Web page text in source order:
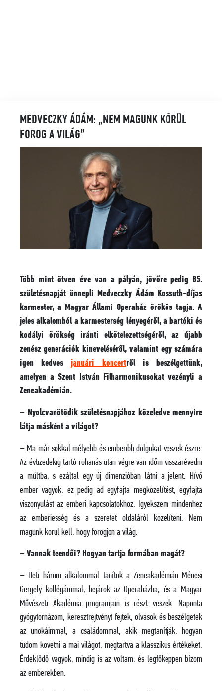
MEDVECZKY ÁDÁM: „NEM MAGUNK KÖRÜL
FOROG A VILÁG”
Több mint ötven éve van a pályán, jövőre pedig 85.
születésnapját ünnepli Medveczky Ádám Kossuth-díjas
karmester, a Magyar Állami Operaház örökös tagja. A
jeles alkalomból a karmesterség lényegéről, a bartóki és
kodályi örökség iránti elkötelezettségéről, az újabb
zenész generációk kineveléséről, valamint egy számára
igen kedvesjanuári koncertről is beszélgettünk,
amelyen a Szent István Filharmonikusokat vezényli a
Zeneakadémián.
– Nyolcvanötödik születésnapjához közeledve mennyire
látja másként a világot?
– Ma már sokkal mélyebb és emberibb dolgokat veszek észre.
Az évtizedekig tartó rohanás után végre van időm visszarévedni
a múltba, s ezáltal egy új dimenzióban látni a jelent. Hívő
ember vagyok, ez pedig ad egyfajta megközelítést, egyfajta
viszonyulást az emberi kapcsolatokhoz. Igyekszem mindenhez
az emberiesség és a szeretet oldaláról közelíteni. Nem
magunk körül kell, hogy forogjon a világ.
– Vannak teendői? Hogyan tartja formában magát?
– Heti három alkalommal tanítok a Zeneakadémián Ménesi
Gergely kollégámmal, bejárok az Operaházba, és a Magyar
Művészeti Akadémia programjain is részt veszek. Naponta
gyógytornázom, keresztrejtvényt fejtek, olvasok és beszélgetek
az unokáimmal, a családommal, akik megtanítják, hogyan
tudom követni a mai világot, megtartva a klasszikus értékeket.
Érdeklődő vagyok, mindig is az voltam, és legfőképpen bízom
az emberekben.